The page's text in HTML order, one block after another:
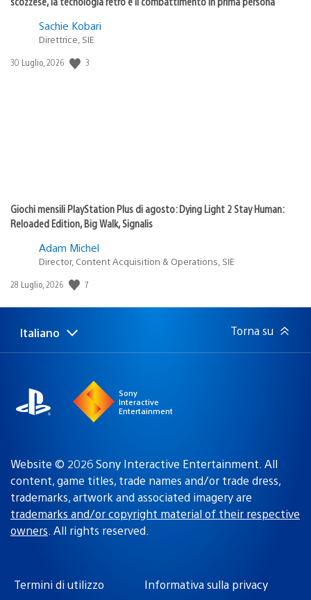
Sachie Kobari
Direttrice, SIE
Data
30 Luglio, 2026 3
Giochi mensili PlayStation Plus di agosto: Dying Light 2 Stay Human:
Reloaded Edition, Big Walk, Signalis
Adam Michel
Director, Content Acquisition & Operations, SIE
Data
pubblicazione:
28 Luglio, 2026 7
Seleziona
una
Regione
attuale:
Italiano Torna su
Sony
Interactive
Entertainment
Website © 2026 Sony Interactive Entertainment. All
content, game titles, trade names and/or trade dress,
trademarks, artwork and associated imagery are
trademarks and/or copyright material of their respective
owners. All rights reserved.
Termini di utilizzo Informativa sulla privacy